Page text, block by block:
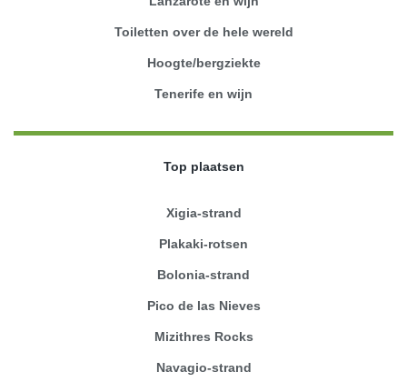
Toiletten over de hele wereld
Hoogte/bergziekte
Tenerife en wijn
Top plaatsen
Xigia-strand
Plakaki-rotsen
Bolonia-strand
Pico de las Nieves
Mizithres Rocks
Navagio-strand